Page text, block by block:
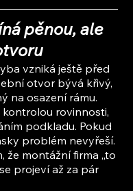
pěnou, ale
vzniká ještě před
otvor bývá křivý,
na osazení rámu.
rovinnosti,
podkladu. Pokud
problém nevyřeší.
že montážní firma „to
projeví až za pár